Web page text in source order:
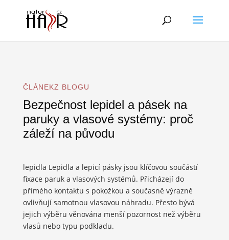
ČLÁNEKZ BLOGU
Bezpečnost lepidel a pásek na
paruky a vlasové systémy: proč
záleží na původu
lepidla Lepidla a lepicí pásky jsou klíčovou součástí
fixace paruk a vlasových systémů. Přicházejí do
přímého kontaktu s pokožkou a současně výrazně
ovlivňují samotnou vlasovou náhradu. Přesto bývá
jejich výběru věnována menší pozornost než výběru
vlasů nebo typu podkladu.